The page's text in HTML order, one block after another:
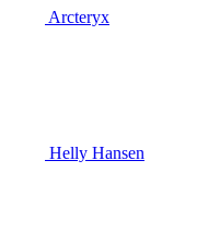
Arcteryx
Helly Hansen